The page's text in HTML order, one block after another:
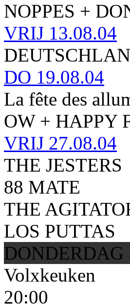
NOPPES +
VRIJ 13.08.04
DO 19.08.04
La fête des
OW + HAPPY
VRIJ 27.08.04
THE JESTERS
88 MATE
THE
LOS PUTTAS
DONDERDAG
Volxkeuken
20:00